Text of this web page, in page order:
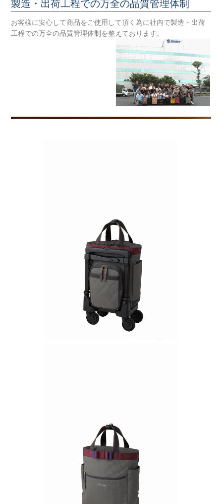
製造・出荷工程での万全の品質管理体制
お客様に安心して商品をご使用して頂く為に社内で製造・出荷
工程での万全の品質管理体制を整えております。